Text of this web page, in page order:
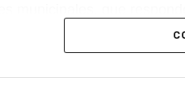
y cuidar a toda la